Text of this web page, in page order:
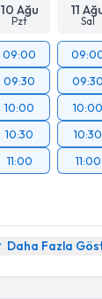
10 Ağu
Pzt
11
Sal
09:00
09:30
10:00
10:30
11:00
09:30
10:00
10:30
11:00
Daha Fazla